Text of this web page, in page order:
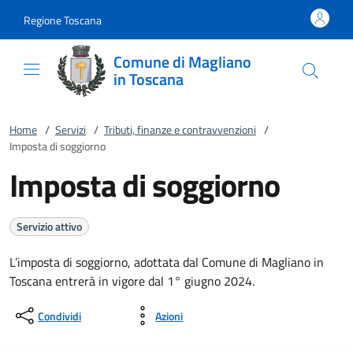
Regione Toscana
Comune di Magliano
in Toscana
Home / Servizi / Tributi, finanze e contravvenzioni /
Imposta di soggiorno
Imposta di soggiorno
Servizio attivo
L’imposta di soggiorno, adottata dal Comune di Magliano in
Toscana entrerà in vigore dal 1° giugno 2024.
Condividi Azioni